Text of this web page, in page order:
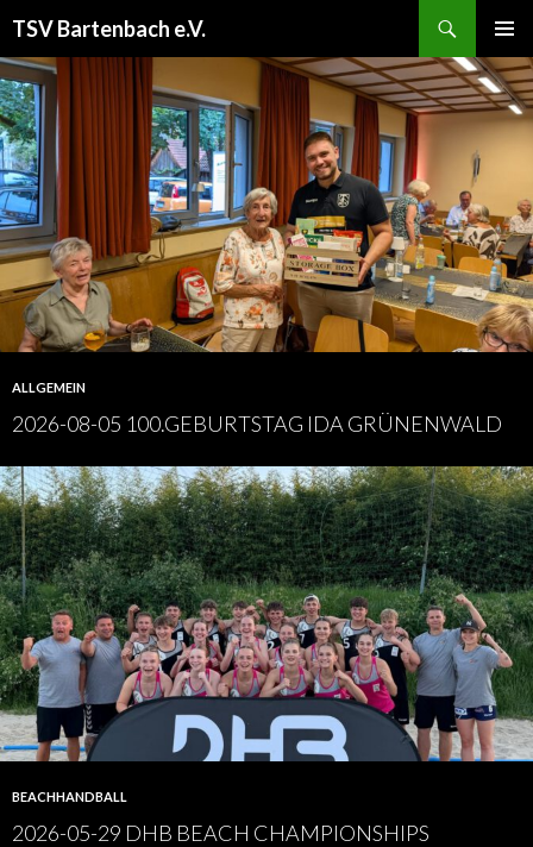
TSV Bartenbach e.V.
MENÜ
INHALT
SPRINGEN
ALLGEMEIN
2026-08-05 100.GEBURTSTAG IDA GRÜNENWALD
BEACHHANDBALL
2026-05-29 DHB BEACH CHAMPIONSHIPS